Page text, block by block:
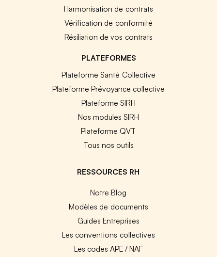
Harmonisation de contrats
Vérification de conformité
Résiliation de vos contrats
PLATEFORMES
Plateforme Santé Collective
Plateforme Prévoyance collective
Plateforme SIRH
Nos modules SIRH
Plateforme QVT
Tous nos outils
RESSOURCES RH
Notre Blog
Modèles de documents
Guides Entreprises
Les conventions collectives
Les codes APE / NAF